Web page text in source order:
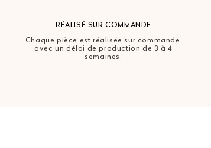
RÉALISÉ SUR COMMANDE
Chaque pièce est réalisée sur commande,
avec un délai de production de 3 à 4
semaines.